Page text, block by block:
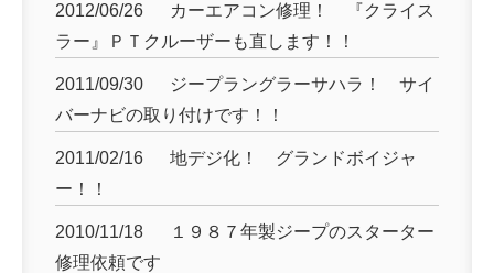
2012/06/26
カーエアコン修理！ 『クライス
ラー』ＰＴクルーザーも直します！！
2011/09/30
ジープラングラーサハラ！ サイ
バーナビの取り付けです！！
2011/02/16
地デジ化！ グランドボイジャ
ー！！
2010/11/18
１９８７年製ジープのスターター
修理依頼です